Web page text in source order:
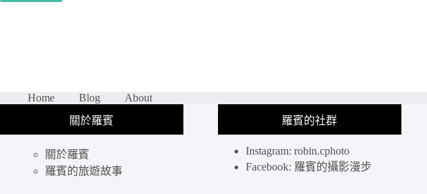
｜
TAIPEI
台
Home Blog
About
關於羅賓
關於羅賓
羅賓的旅遊故事
羅賓的社群
Instagram: robin.cphoto
Facebook: 羅賓的攝影漫步